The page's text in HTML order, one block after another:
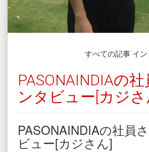
すべての記事 イ
PASONAINDIAの
ンタビュー[カジさ
PASONAINDIAの社員
ビュー[カジさん]